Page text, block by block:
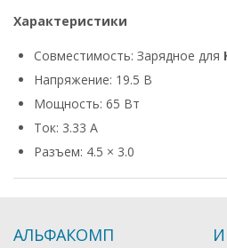
Характеристики
Совместимость: Зарядное для
Напряжение: 19.5 В
Мощность: 65 Вт
Ток: 3.33 А
Разъем: 4.5 × 3.0
АЛЬФАКОМП